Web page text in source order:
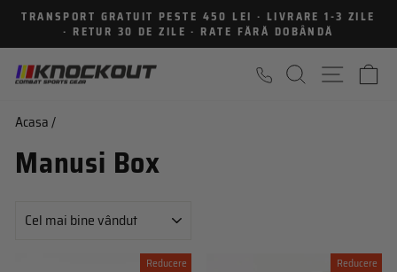
Sari
continut
Intrerupe
TRANSPORT GRATUIT PESTE 450 LEI · LIVRARE 1-3 ZILE
· RETUR 30 DE ZILE · RATE FĂRĂ DOBÂNDĂ
CAUTARE
Acasa/
Manusi Box
Reducere Reducere